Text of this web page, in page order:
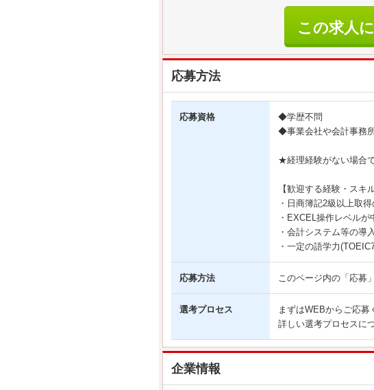
この求人
る
応募方法
応募資格
◆学歴不問
◆事業会社や会計事務
★経理経験がない場合
【歓迎する経験・スキル
・日商簿記2級以上取
・EXCEL操作レベル
・会計システム等の導
・一定の語学力
応募方法 このページ内の「応募
選考プロセス
まずはWEBからご応募
詳しい選考プロセスに
企業情報